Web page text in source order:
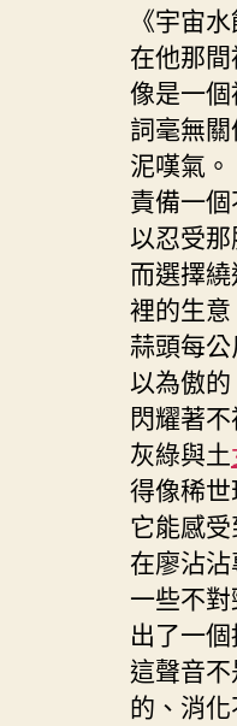
《宇宙
在他那
像是一
詞毫無
泥嘆氣
責備一
以忍受
而選擇
裡的生
蒜頭每
以為傲
閃耀著
灰綠與土
得像稀
它能感
在廖沾
一些不
出了一
這聲音
的、消